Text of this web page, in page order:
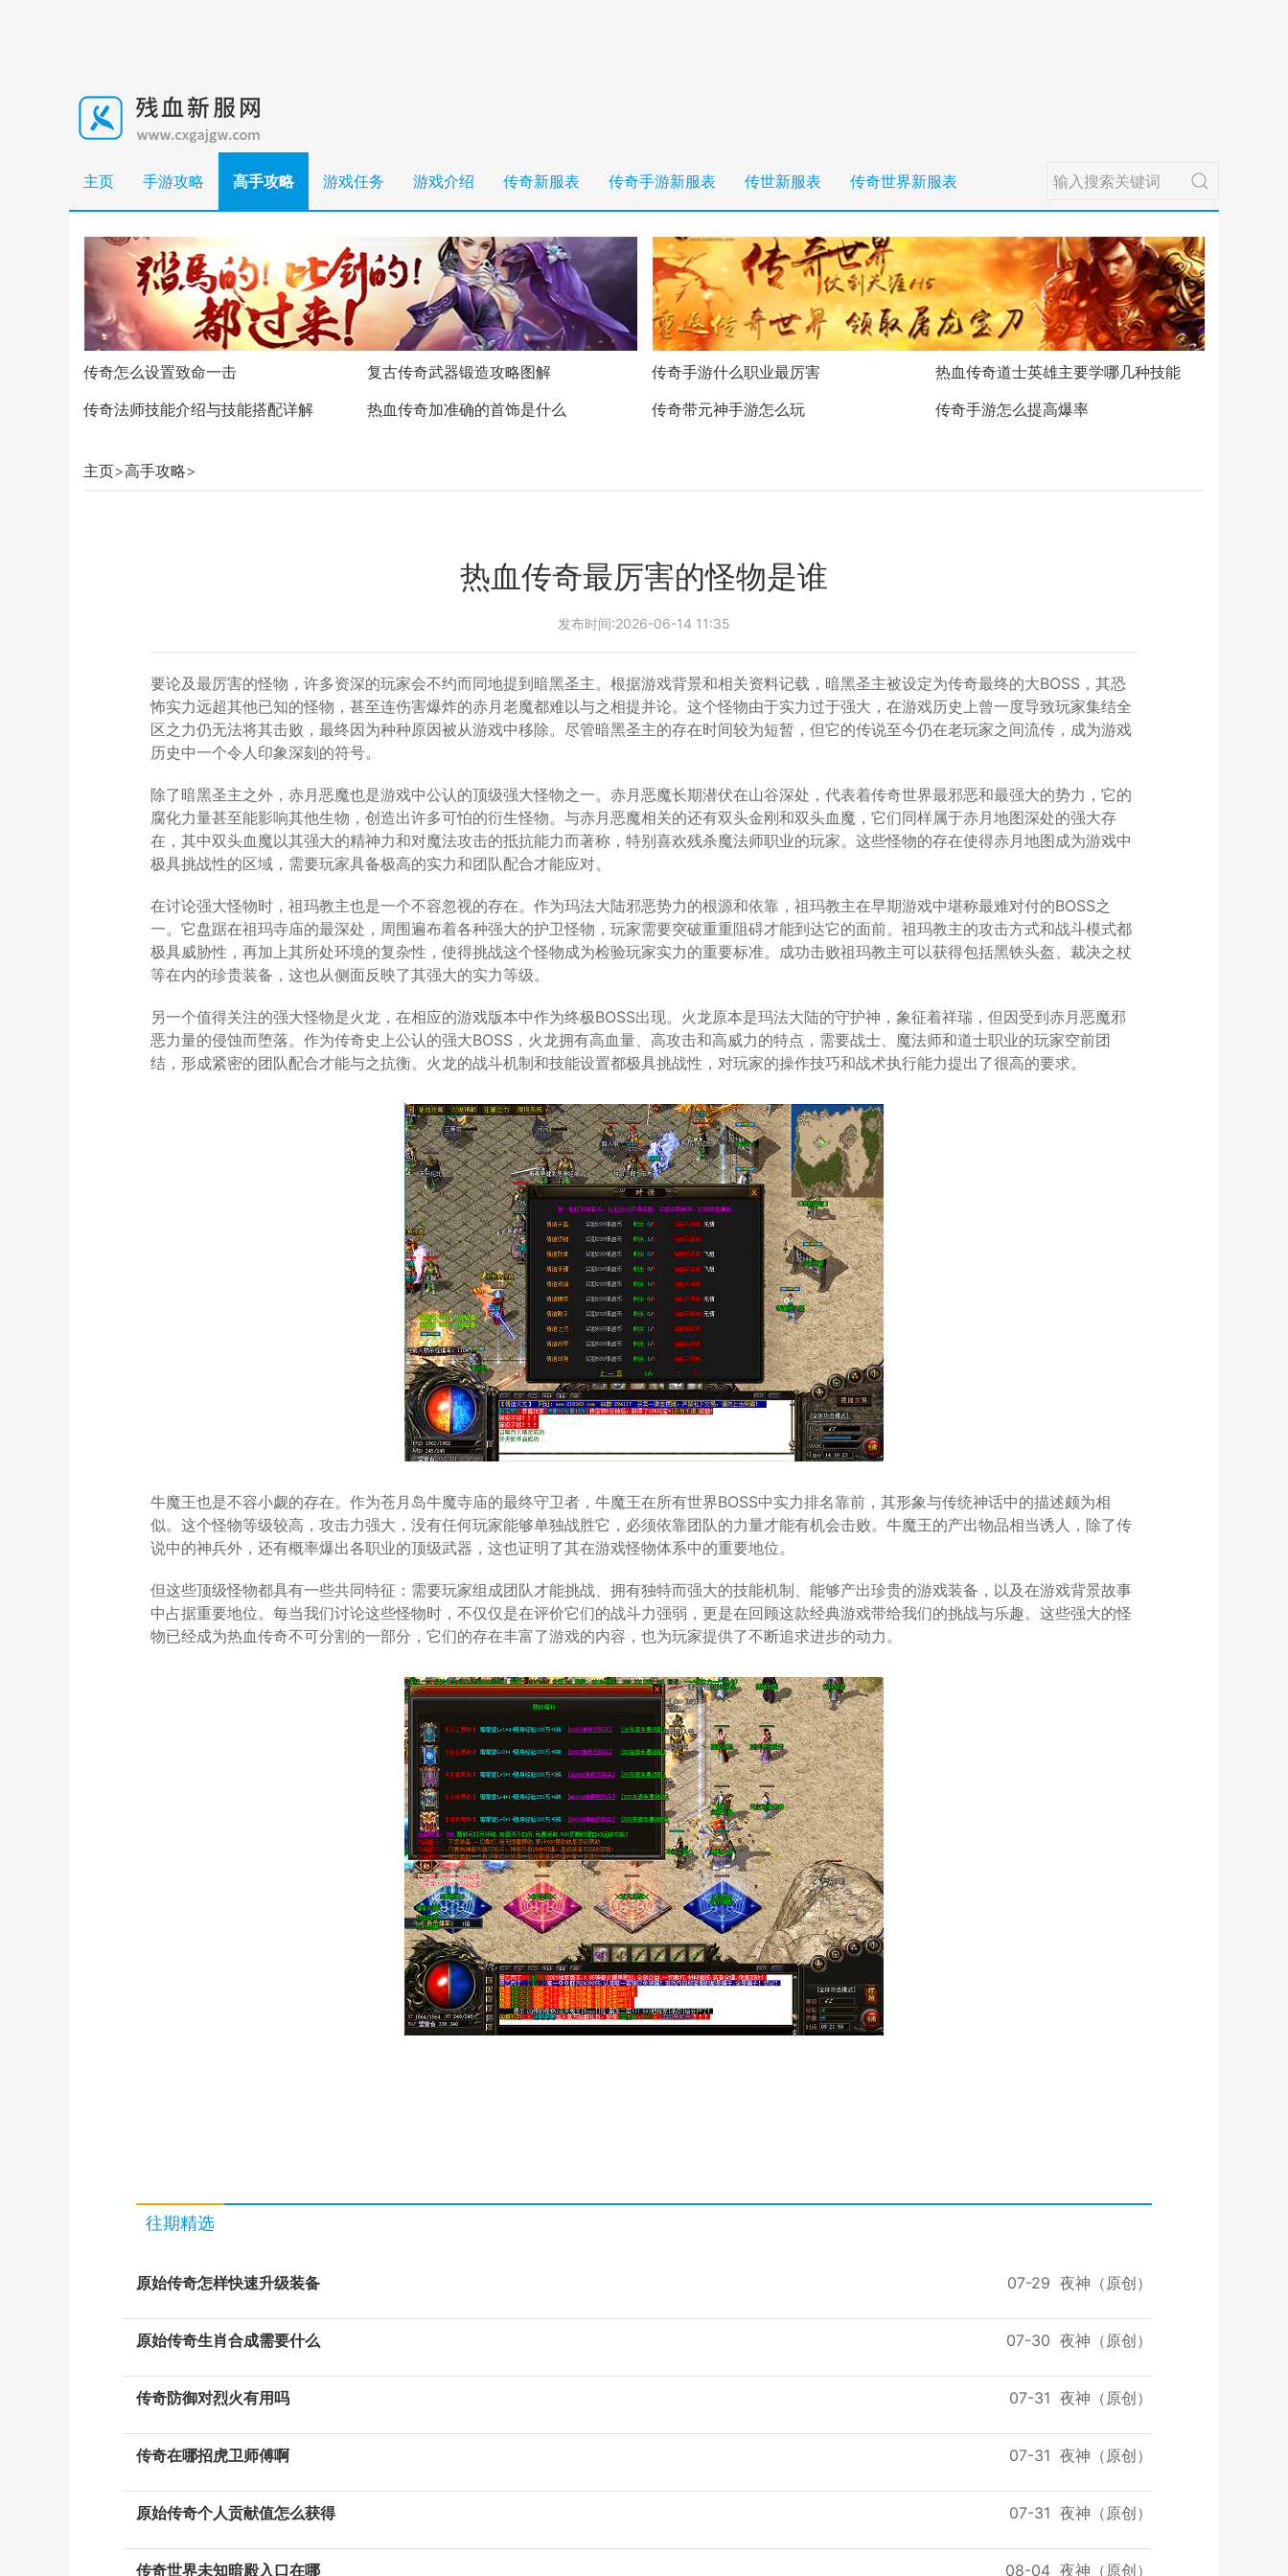
主页 手游攻略 高手攻略 游戏任务 游戏介绍 传奇新服表 传奇手游新服表 传世新服表 传奇世界新服表
传奇怎么设置致命一击
复古传奇武器锻造攻略图解
传奇法师技能介绍与技能搭配详解
热血传奇加准确的首饰是什么
传奇手游什么职业最厉害
热血传奇道士英雄主要学哪几种技能
传奇带元神手游怎么玩
传奇手游怎么提高爆率
主页>高手攻略>
热血传奇最厉害的怪物是谁
发布时间:2026-06-14 11:35
要论及最厉害的怪物，许多资深的玩家会不约而同地提到暗黑圣主。根据游戏背景和相关资料记载，暗黑圣主被设定为传奇最终的大BOSS，其恐
怖实力远超其他已知的怪物，甚至连伤害爆炸的赤月老魔都难以与之相提并论。这个怪物由于实力过于强大，在游戏历史上曾一度导致玩家集结全
区之力仍无法将其击败，最终因为种种原因被从游戏中移除。尽管暗黑圣主的存在时间较为短暂，但它的传说至今仍在老玩家之间流传，成为游戏
历史中一个令人印象深刻的符号。
除了暗黑圣主之外，赤月恶魔也是游戏中公认的顶级强大怪物之一。赤月恶魔长期潜伏在山谷深处，代表着传奇世界最邪恶和最强大的势力，它的
腐化力量甚至能影响其他生物，创造出许多可怕的衍生怪物。与赤月恶魔相关的还有双头金刚和双头血魔，它们同样属于赤月地图深处的强大存
在，其中双头血魔以其强大的精神力和对魔法攻击的抵抗能力而著称，特别喜欢残杀魔法师职业的玩家。这些怪物的存在使得赤月地图成为游戏中
极具挑战性的区域，需要玩家具备极高的实力和团队配合才能应对。
在讨论强大怪物时，祖玛教主也是一个不容忽视的存在。作为玛法大陆邪恶势力的根源和依靠，祖玛教主在早期游戏中堪称最难对付的BOSS之
一。它盘踞在祖玛寺庙的最深处，周围遍布着各种强大的护卫怪物，玩家需要突破重重阻碍才能到达它的面前。祖玛教主的攻击方式和战斗模式都
极具威胁性，再加上其所处环境的复杂性，使得挑战这个怪物成为检验玩家实力的重要标准。成功击败祖玛教主可以获得包括黑铁头盔、裁决之杖
等在内的珍贵装备，这也从侧面反映了其强大的实力等级。
另一个值得关注的强大怪物是火龙，在相应的游戏版本中作为终极BOSS出现。火龙原本是玛法大陆的守护神，象征着祥瑞，但因受到赤月恶魔邪
恶力量的侵蚀而堕落。作为传奇史上公认的强大BOSS，火龙拥有高血量、高攻击和高威力的特点，需要战士、魔法师和道士职业的玩家空前团
结，形成紧密的团队配合才能与之抗衡。火龙的战斗机制和技能设置都极具挑战性，对玩家的操作技巧和战术执行能力提出了很高的要求。
牛魔王也是不容小觑的存在。作为苍月岛牛魔寺庙的最终守卫者，牛魔王在所有世界BOSS中实力排名靠前，其形象与传统神话中的描述颇为相
似。这个怪物等级较高，攻击力强大，没有任何玩家能够单独战胜它，必须依靠团队的力量才能有机会击败。牛魔王的产出物品相当诱人，除了传
说中的神兵外，还有概率爆出各职业的顶级武器，这也证明了其在游戏怪物体系中的重要地位。
但这些顶级怪物都具有一些共同特征：需要玩家组成团队才能挑战、拥有独特而强大的技能机制、能够产出珍贵的游戏装备，以及在游戏背景故事
中占据重要地位。每当我们讨论这些怪物时，不仅仅是在评价它们的战斗力强弱，更是在回顾这款经典游戏带给我们的挑战与乐趣。这些强大的怪
物已经成为热血传奇不可分割的一部分，它们的存在丰富了游戏的内容，也为玩家提供了不断追求进步的动力。
往期精选
原始传奇怎样快速升级装备 07-29 夜神（原创）
原始传奇生肖合成需要什么 07-30 夜神（原创）
传奇防御对烈火有用吗 07-31 夜神（原创）
传奇在哪招虎卫师傅啊 07-31 夜神（原创）
原始传奇个人贡献值怎么获得 07-31 夜神（原创）
传奇世界未知暗殿入口在哪 08-04 夜神（原创）